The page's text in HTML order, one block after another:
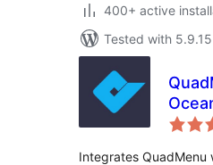
400+ active
Tested with 5.9.15
Menu
Integrates QuadMenu